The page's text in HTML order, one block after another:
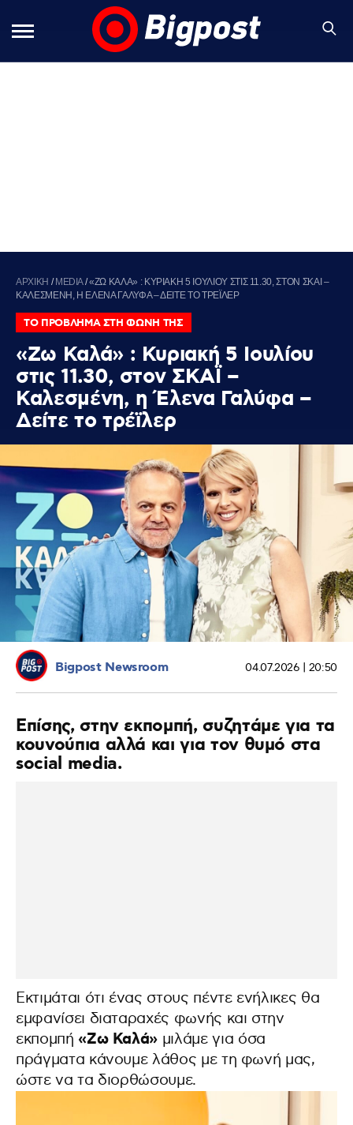
ΑΡΧΙΚΗ / MEDIA/«ΖΩ ΚΑΛΑ» : ΚΥΡΙΑΚΗ 5 ΙΟΥΛΙΟΥ ΣΤΙΣ 11.30, ΣΤΟΝ ΣΚΑΙ –
ΚΑΛΕΣΜΕΝΗ, Η ΕΛΕΝΑ ΓΑΛΥΦΑ – ΔΕΙΤΕ ΤΟ ΤΡΕΪΛΕΡ
ΤΟ ΠΡΟΒΛΗΜΑ ΣΤΗ ΦΩΝΗ ΤΗΣ
«Ζω Καλά» : Κυριακή 5 Ιουλίου
στις 11.30, στον ΣΚΑΪ –
Καλεσμένη, η Έλενα Γαλύφα –
Δείτε το τρέϊλερ
Bigpost Newsroom 04.07.2026 | 20:50
Επίσης, στην εκπομπή, συζητάμε για τα
κουνούπια αλλά και για τον θυμό στα
social media.
Εκτιμάται ότι ένας στους πέντε ενήλικες θα
εμφανίσει διαταραχές φωνής και στην
εκπομπή «Ζω Καλά» μιλάμε για όσα
πράγματα κάνουμε λάθος με τη φωνή μας,
ώστε να τα διορθώσουμε.